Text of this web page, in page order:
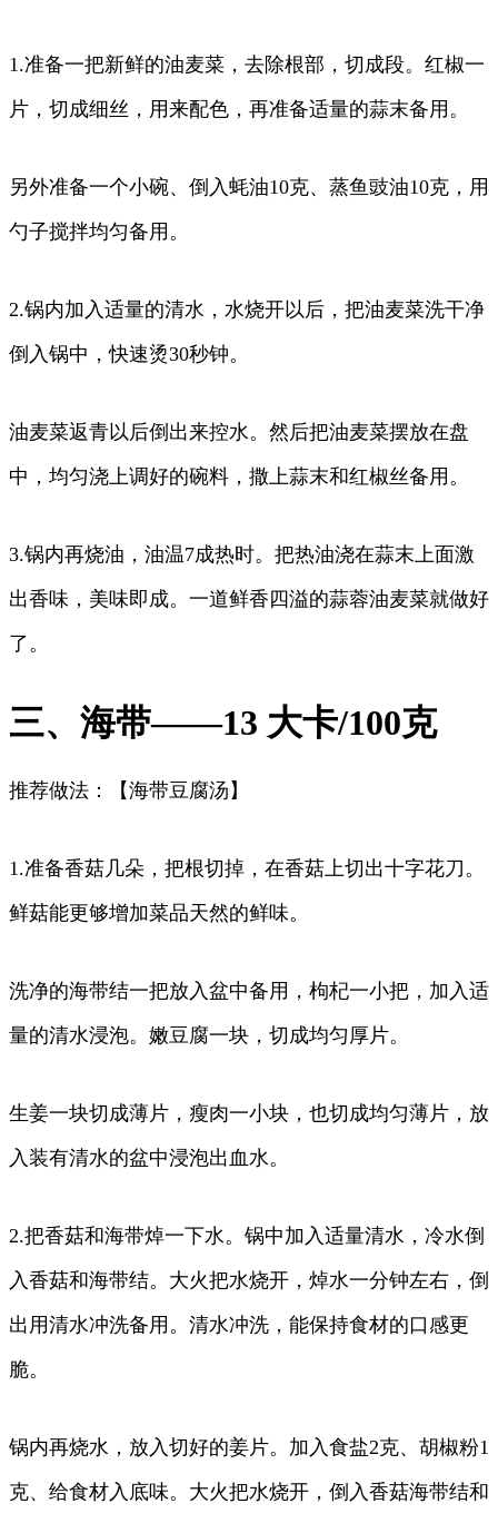
1.准备一把新鲜的油麦菜，去除根部，切成段。红椒一
片，切成细丝，用来配色，再准备适量的蒜末备用。
另外准备一个小碗、倒入蚝油10克、蒸鱼豉油10克，用
勺子搅拌均匀备用。
2.锅内加入适量的清水，水烧开以后，把油麦菜洗干净
倒入锅中，快速烫30秒钟。
油麦菜返青以后倒出来控水。然后把油麦菜摆放在盘
中，均匀浇上调好的碗料，撒上蒜末和红椒丝备用。
3.锅内再烧油，油温7成热时。把热油浇在蒜末上面激
出香味，美味即成。一道鲜香四溢的蒜蓉油麦菜就做好
了。
三、海带——13 大卡/100克
推荐做法：【海带豆腐汤】
1.准备香菇几朵，把根切掉，在香菇上切出十字花刀。
鲜菇能更够增加菜品天然的鲜味。
洗净的海带结一把放入盆中备用，枸杞一小把，加入适
量的清水浸泡。嫩豆腐一块，切成均匀厚片。
生姜一块切成薄片，瘦肉一小块，也切成均匀薄片，放
入装有清水的盆中浸泡出血水。
2.把香菇和海带焯一下水。锅中加入适量清水，冷水倒
入香菇和海带结。大火把水烧开，焯水一分钟左右，倒
出用清水冲洗备用。清水冲洗，能保持食材的口感更
脆。
锅内再烧水，放入切好的姜片。加入食盐2克、胡椒粉1
克、给食材入底味。大火把水烧开，倒入香菇海带结和